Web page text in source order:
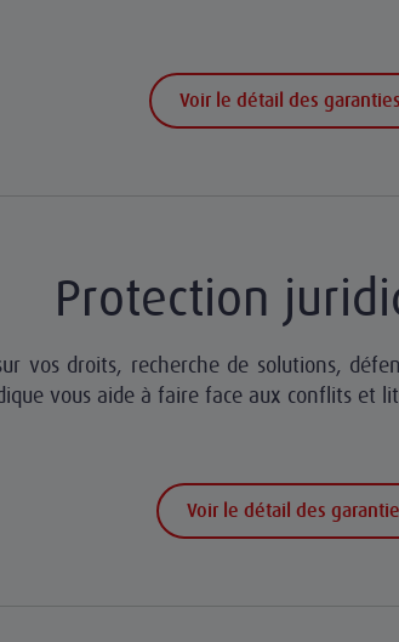
Voir le détail des garanties
Protection
vos droits, recherche de solutions,
vous aide à faire face aux conflits et
Voir le détail des